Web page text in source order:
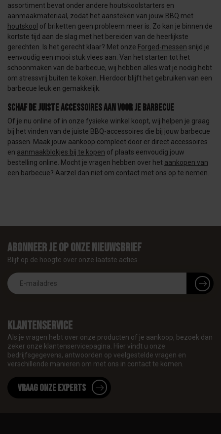
assortiment bevat onder andere houtskoolstarters en
aanmaakmateriaal, zodat het aansteken van jouw BBQ met
houtskool of briketten geen probleem meer is. Zo kan je binnen de
kortste tijd aan de slag met het bereiden van de heerlijkste
gerechten. Is het gerecht klaar? Met onze Forged-messen snijd je
eenvoudig een mooi stuk vlees aan. Van het starten tot het
schoonmaken van de barbecue, wij hebben alles wat je nodig hebt
om stressvrij buiten te koken. Hierdoor blijft het gebruiken van een
barbecue leuk en gemakkelijk.
Schaf de juiste accessoires aan voor je barbecue
Of je nu online of in onze fysieke winkel koopt, wij helpen je graag
bij het vinden van de juiste BBQ-accessoires die bij jouw barbecue
passen. Maak jouw aankoop compleet door er direct accessoires
en aanmaakblokjes bij te kopen of plaats eenvoudig jouw
bestelling online. Mocht je vragen hebben over het aankopen van
een barbecue? Aarzel dan niet om contact met ons op te nemen.
Klantenservice
Als je vragen hebt over onze producten of je aankoop, bezoek dan
zeker onze klantenservicepagina. Hier vindt u onze
bedrijfsgegevens, antwoorden op veelgestelde vragen en
verschillende manieren om met ons in contact te komen.
Vraag onze experts
Abonneer je op onze nieuwsbrief
Blijf op de hoogte over onze laatste acties